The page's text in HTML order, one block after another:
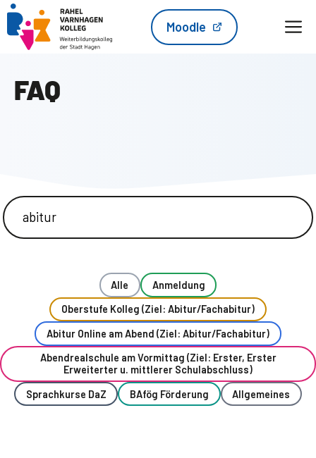
Zum
Inhalt
springen
Moodle
FAQ
Alle Anmeldung
Oberstufe Kolleg (Ziel: Abitur/Fachabitur)
Abitur Online am Abend (Ziel: Abitur/Fachabitur)
Abendrealschule am Vormittag (Ziel: Erster, Erster
Erweiterter u. mittlerer Schulabschluss)
Sprachkurse DaZ BAfög Förderung Allgemeines